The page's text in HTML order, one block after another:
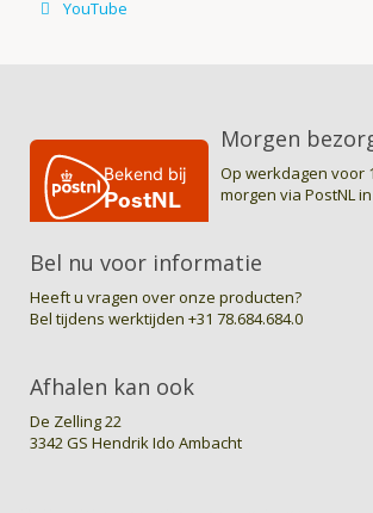
Morgen
Op werkdagen voor
morgen via PostNL
Bel nu voor informatie
Heeft u vragen over onze producten?
Bel tijdens werktijden +31 78.684.684.0
Afhalen kan ook
De Zelling 22
3342 GS Hendrik Ido Ambacht